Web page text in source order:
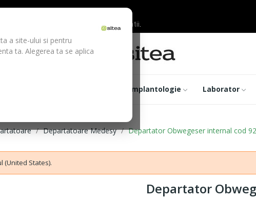
a site-ului si pentru
ta. Alegerea ta se aplica
stocurilor inainte de efectuarea platii.
Implantologie Laborator
Departatoare Medesy Departator Obwegeser internal cod
(United States).
Departator